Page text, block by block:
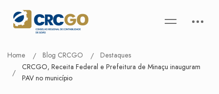
Home Blog CRCGO
Destaques
CRCGO, Receita Federal e Prefeitura de Minaçu inauguram
PAV no município